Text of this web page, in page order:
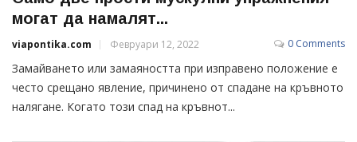
могат да намалят...
viapontika.com Февруари 12, 2022 0 Comments
Замайването или замаяността при изправено положение е
често срещано явление, причинено от спадане на кръвното
налягане. Когато този спад на кръвнот...